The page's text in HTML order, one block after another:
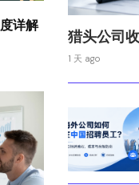
详解
猎头公司
1 天 ago